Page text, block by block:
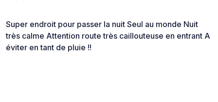
Super endroit pour passer la nuit Seul au monde Nuit
très calme Attention route très caillouteuse en entrant A
éviter en tant de pluie !!